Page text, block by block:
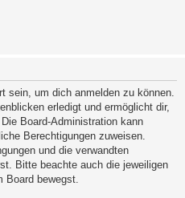
sein, um dich anmelden zu können.
erledigt und ermöglicht dir,
Board-Administration kann
Berechtigungen zuweisen.
und die verwandten
Bitte beachte auch die jeweiligen
Board bewegst.